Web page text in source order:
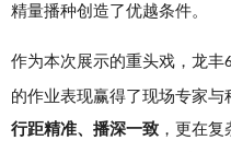
精量播种创造了优越条件。
作为本次展示的重头戏，龙丰6
的作业表现赢得了现场专家
行距精准、播深一致 ，更在